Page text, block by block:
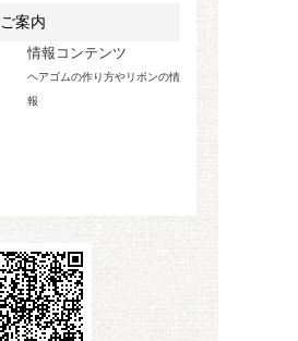
ご案内
情報コンテンツ
ヘアゴムの作り方やリボンの情
報